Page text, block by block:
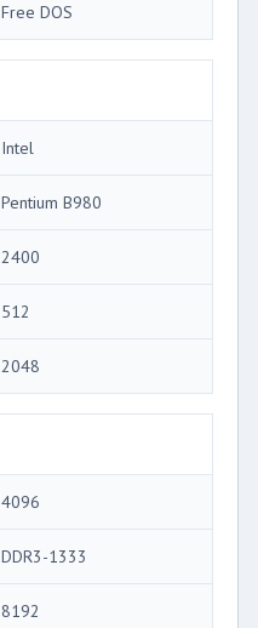
Free DOS
Intel
Pentium B980
2400
512
2048
4096
DDR3-1333
8192